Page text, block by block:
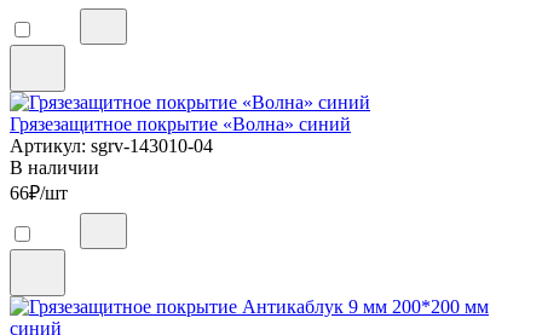
Грязезащитное покрытие «Волна» синий
Артикул: sgrv-143010-04
В наличии
66₽/шт